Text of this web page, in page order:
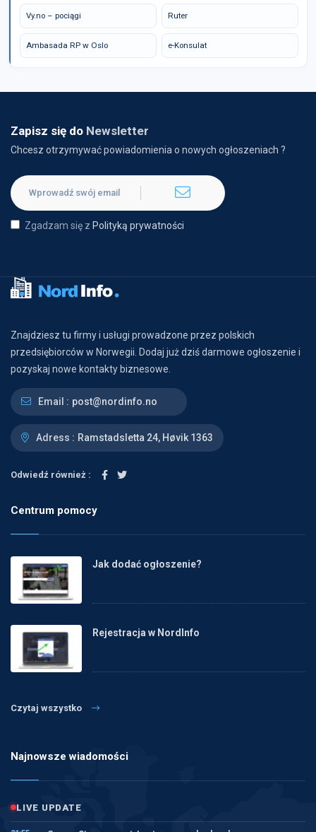
Vy.no – pociągi Ruter
Ambasada RP w Oslo e-Konsulat
Zapisz się do Newsletter
Chcesz otrzymywać powiadomienia o nowych ogłoszeniach ?
Zgadzam się z Polityką prywatności
Znajdziesz tu firmy i usługi prowadzone przez polskich
przedsiębiorców w Norwegii. Dodaj już dziś darmowe ogłoszenie i
pozyskaj nowe kontakty biznesowe.
Email : post@nordinfo.no
Adress : Ramstadsletta 24, Høvik 1363
Odwiedź również :
Centrum pomocy
Jak dodać ogłoszenie?
Rejestracja w NordInfo
Czytaj wszystko
Najnowsze wiadomości
LIVE UPDATE